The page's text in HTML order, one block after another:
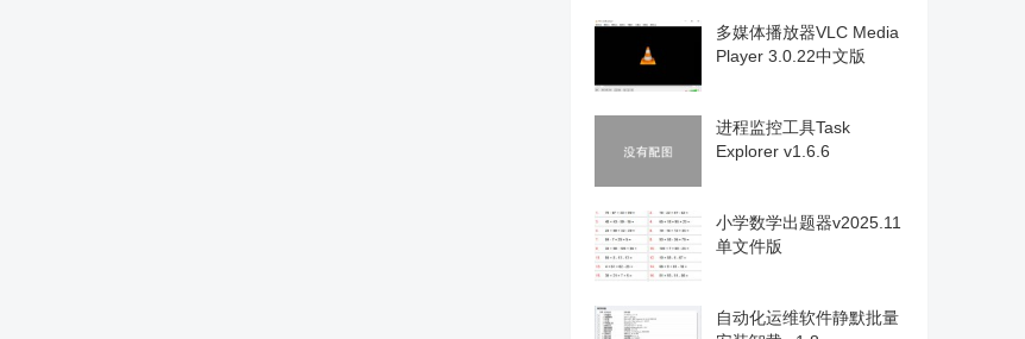
多媒体播放器VLC Media
Player 3.0.22中文版
进程监控工具Task
Explorer v1.6.6
小学数学出题器v2025.11
单文件版
自动化运维软件静默批量